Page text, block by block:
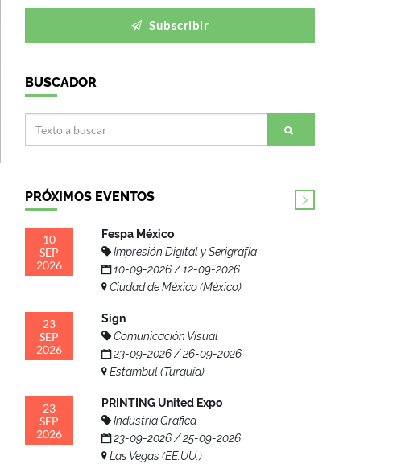
Subscribir
BUSCADOR
PRÓXIMOS EVENTOS
10
SEP
2026
Fespa México
Impresión Digital y Serigrafía
10-09-2026 / 12-09-2026
Ciudad de México (México)
23
SEP
2026
Sign
Comunicación Visual
23-09-2026 / 26-09-2026
Estambul (Turquía)
23
SEP
2026
PRINTING United Expo
Industria Grafica
23-09-2026 / 25-09-2026
Las Vegas (EE.UU.)